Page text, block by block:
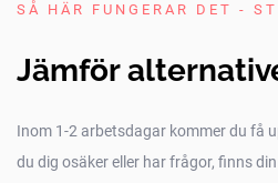
SÅ HÄR FUNGERAR DET -
Jämför
Inom 1-2 arbetsdagar kommer du få
du dig osäker eller har frågor, finns